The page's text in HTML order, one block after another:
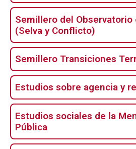
Semillero del Observatorio
(Selva y Conflicto)
Semillero Transiciones
Estudios sobre agencia y
Estudios sociales de la
Pública